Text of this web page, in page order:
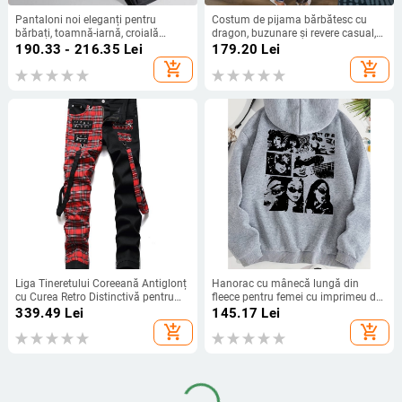
Pantaloni noi eleganți pentru
bărbați, toamnă-iarnă, croială
dreaptă lejeră, stil business casual,
fără călcare, cu înaltă elasticitate,
lungi.
190.33 - 216.35 Lei
add_shopping_cart
Costum de pijama bărbătesc cu
dragon, buzunare și revere casual,
mâneci lungi, top și pantaloni din
179.20 Lei
add_shopping_cart
Liga Tineretului Coreeană Antiglonț
cu Curea Retro Distinctivă pentru
Bărbați, Pantaloni Drepți Mici,
339.49 Lei
add_shopping_cart
Hanorac cu mânecă lungă din
fleece pentru femei cu imprimeu de
cangur
145.17 Lei
add_shopping_cart